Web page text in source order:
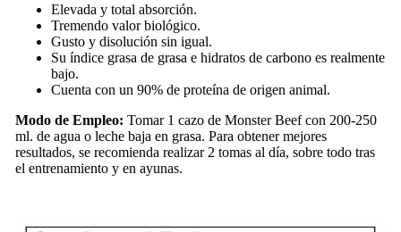
Elevada y total absorción.
Tremendo valor biológico.
Gusto y disolución sin igual.
Su índice grasa de grasa e hidratos de carbono es realmente
bajo.
Cuenta con un 90% de proteína de origen animal.
Modo de Empleo: Tomar 1 cazo de Monster Beef con 200-250
ml. de agua o leche baja en grasa. Para obtener mejores
resultados, se recomienda realizar 2 tomas al día, sobre todo tras
el entrenamiento y en ayunas.